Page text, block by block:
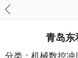
青岛
分类：机械数控冲